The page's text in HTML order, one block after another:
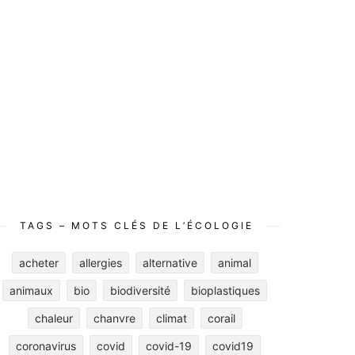
TAGS – MOTS CLÉS DE L’ÉCOLOGIE
acheter allergies alternative animal
animaux bio biodiversité bioplastiques
chaleur chanvre climat corail
coronavirus covid covid-19 covid19